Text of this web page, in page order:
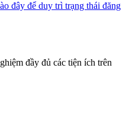
đây để duy trì trạng thái đăng
đầy đủ các tiện ích trên